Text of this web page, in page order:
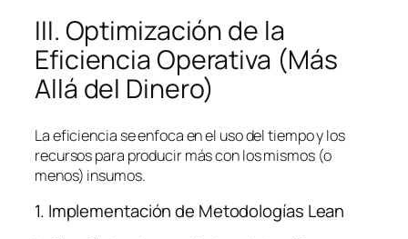
III. Optimización de la
Eficiencia Operativa (Más
Allá del Dinero)
La eficiencia se enfoca en el uso del tiempo y los
recursos para producir más con los mismos (o
menos) insumos.
1. Implementación de Metodologías Lean